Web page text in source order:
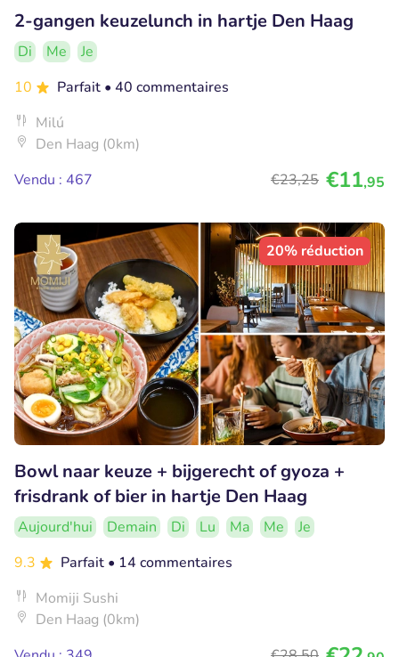
2-gangen keuzelunch in hartje Den Haag
Di Me
Je
10
Parfait • 40 commentaires
Milú
Den Haag (0km)
Vendu : 467
€23,25 €11,95
20% réduction
Bowl naar keuze + bijgerecht of gyoza +
frisdrank of bier in hartje Den Haag
Aujourd'hui Demain Di Lu Ma Me
Je
9.3
Parfait • 14 commentaires
Momiji Sushi
Den Haag (0km)